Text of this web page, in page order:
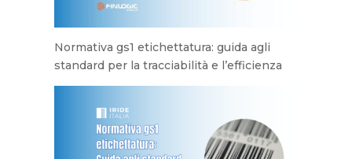
Normativa gs1 etichettatura: guida agli
standard per la tracciabilità e l’efficienza